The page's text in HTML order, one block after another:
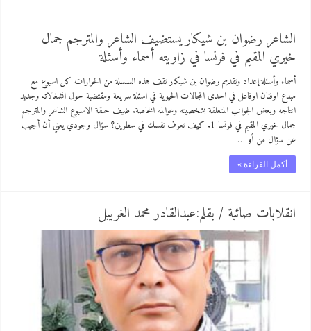
الشاعر رضوان بن شيكار يستضيف الشاعر والمترجم جمال
خيري المقيم في فرنسا في زاويته أسماء وأسئلة
أسماء وأسئلة:إعداد وتقديم رضوان بن شيكار تقف هذه السلسلة من الحوارات كل اسبوع مع
مبدع اوفنان اوفاعل في احدى المجالات الحيوية في اسئلة سريعة ومقتضبة حول انشغالاته وجديد
انتاجه وبعض الجوانب المتعلقة بشخصيته وعوالمه الخاصة. ضيف حلقة الاسبوع الشاعر والمترجم
جمال خيري المقيم في فرنسا 1. كيف تعرف نفسك في سطرين؟ سؤال وجودي يعني أن أجيب
عن سؤال من أو …
أكمل القراءة »
انقلابات صائبة / بقلم:عبدالقادر محمد الغريبل